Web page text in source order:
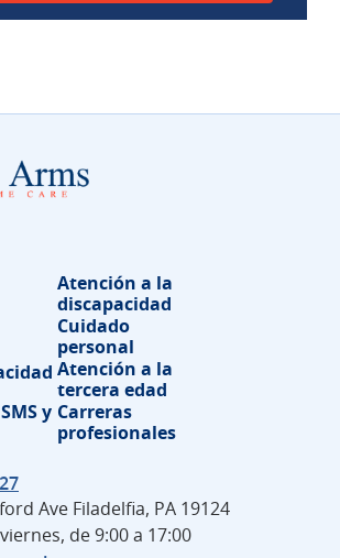
Atención a la
discapacidad
Cuidado
personal
Atención a la
tercera edad
y Carreras
profesionales
Ave Filadelfia, PA 19124
de 9:00 a 17:00